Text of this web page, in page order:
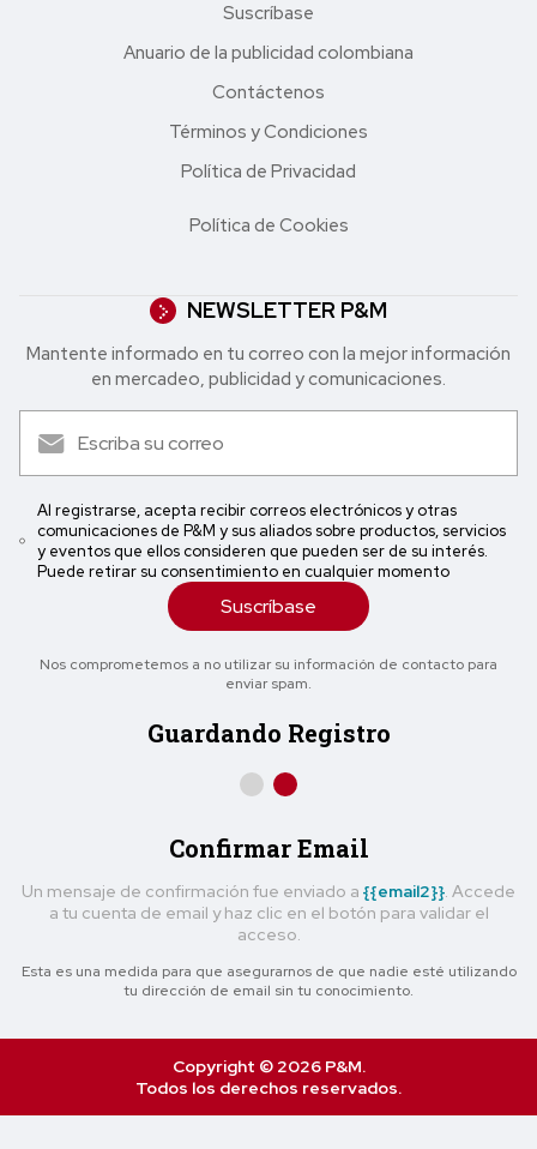
Suscríbase
Anuario de la publicidad colombiana
Contáctenos
Términos y Condiciones
Política de Privacidad
Política de Cookies
NEWSLETTER P&M
Mantente informado en tu correo con la mejor in formación
en mercadeo, publicidad y comunicaciones.
Al registrarse, acepta recibir correos electrónicos y otras
comunicaciones de P&M y sus aliados sobre productos, servicios
y eventos que ellos consideren que pueden ser de su interés.
Puede retirar su consentimiento en cualquier momento
Suscríbase
Nos comprometemos a no utilizar su información de contacto para
enviar spam.
Guardando Registro
Confirmar Email
Un mensaje de confirmación fue enviado a {{email2}}. Accede
a tu cuenta de email y haz clic en el botón para validar el
acceso.
Esta es una medida para que asegurarnos de que nadie esté utilizando
tu dirección de email sin tu conocimiento.
Copyright © 2026 P&M.
Todos los derechos reservados.